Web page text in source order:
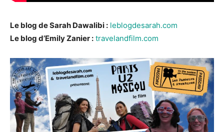
Le blog de Sarah Dawalibi : leblogdesarah.com
Le blog d’Emily Zanier : travelandfilm.com